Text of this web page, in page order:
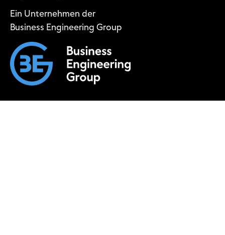
Ein Unternehmen der
Business Engineering Group